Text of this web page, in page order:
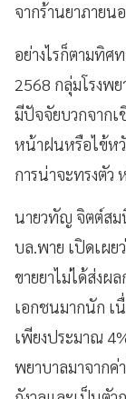
จากร้านยาภายน
อย่างไรก็ตามทิศ
2568 กลุ่มโรงพ
มีปัจจัยบวกจากเ
หน้าฝนหรือไข้ห
การน่าจะทรงตัว
นายวทัญ จิตต์สม
บล.พาย เปิดเผย
ขายยาไม่ได้ส่งผ
เอกชนมากนัก เ
เพียงประมาณ
พยาบาลมาจาก